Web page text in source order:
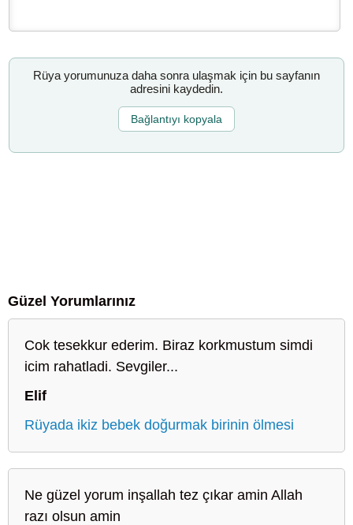
Rüya yorumunuza daha sonra ulaşmak için bu sayfanın
adresini kaydedin.
Bağlantıyı kopyala
Güzel Yorumlarınız
Cok tesekkur ederim. Biraz korkmustum simdi
icim rahatladi. Sevgiler...
Elif
Rüyada ikiz bebek doğurmak birinin ölmesi
Ne güzel yorum inşallah tez çıkar amin Allah
razı olsun amin